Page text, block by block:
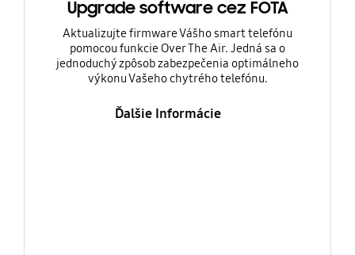
Upgrade software cez FOTA
Aktualizujte firmware Vášho smart telefónu
pomocou funkcie Over The Air. Jedná sa o
jednoduchý zpôsob zabezpečenia optimálneho
výkonu Vašeho chytrého telefónu.
Ďalšie Informácie